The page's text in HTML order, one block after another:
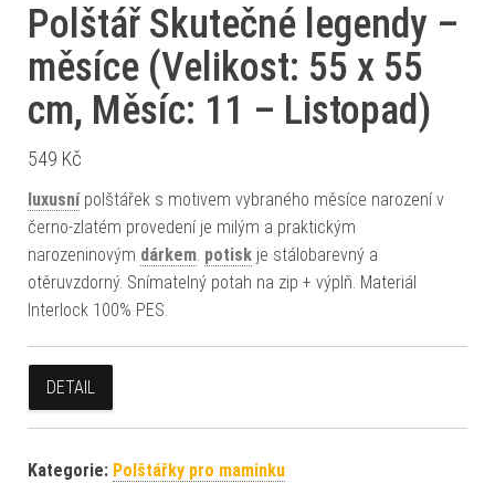
Polštář Skutečné legendy –
měsíce (Velikost: 55 x 55
cm, Měsíc: 11 – Listopad)
549 Kč
luxusnípolštářek s motivem vybraného měsíce narození v
černo-zlatém provedení je milým a praktickým
narozeninovým dárkem. potisk je stálobarevný a
otěruvzdorný. Snímatelný potah na zip + výplň. Materiál
Interlock 100% PES.
DETAIL
Kategorie: Polštářky pro maminku